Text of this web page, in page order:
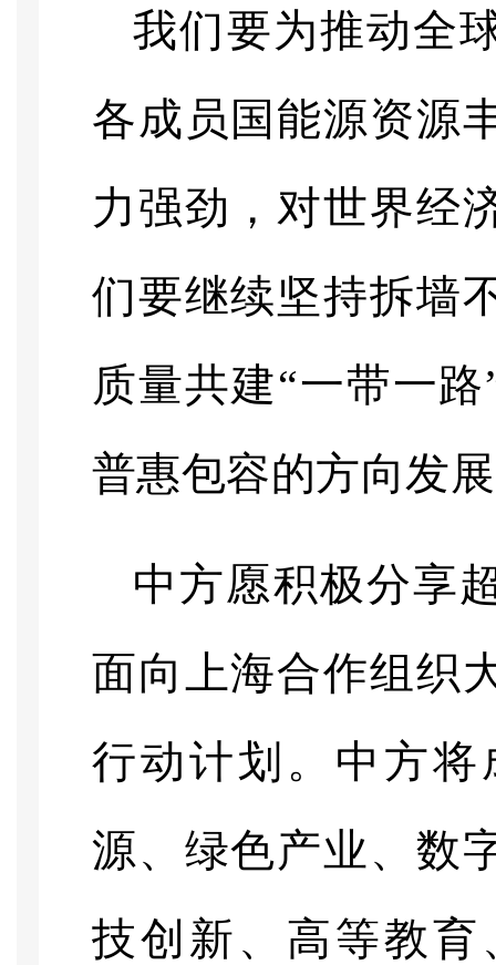
我们要为推动全
各成员国能源资源
力强劲，对世界经
们要继续坚持拆墙
质量共建“一带一
普惠包容的方向发
中方愿积极分享
面向上海合作组织
行动计划。中方
源、绿色产业、数
技创新、高等教